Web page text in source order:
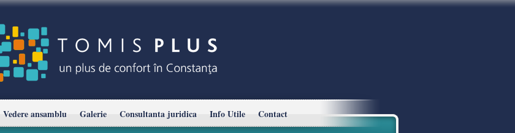
Vedere ansamblu Galerie Consultanta juridica Info Utile Contact